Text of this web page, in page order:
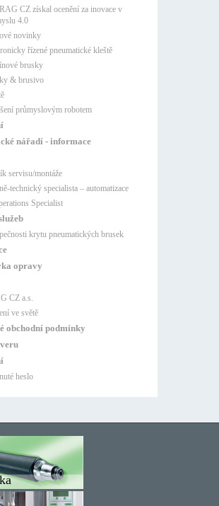
CZ získal ocenění za inovace v
4.0
novinky
řízené pneumatické kleště
brusky
& brusivo
průmyslovým robotem
nářadí - informace
servisu/montáže
technický specialista – automatizace
Specialist
krytu pneumatických brusek
opravy
CZ a.s.
ve světě
obchodní podmínky
heslo